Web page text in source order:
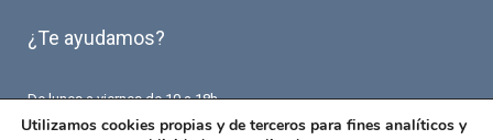
¿Te ayudamos?
De lunes a viernes de 10 a 18h.
T. 93 426 84 84
Utilizamos cookies propias y de terceros para fines analíticos y